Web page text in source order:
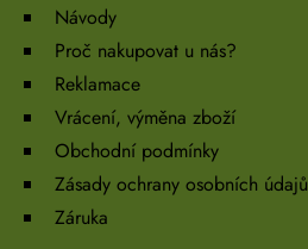
Návody
Proč nakupovat u nás?
Reklamace
Vrácení, výměna zboží
Obchodní podmínky
Zásady ochrany osobních údajů
Záruka